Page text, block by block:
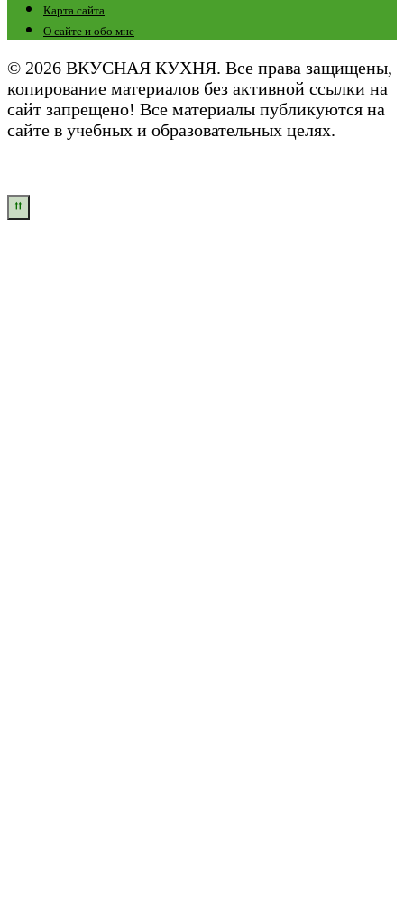
Карта сайта
О сайте и обо мне
© 2026 ВКУСНАЯ КУХНЯ. Все права защищены,
копирование материалов без активной ссылки на
сайт запрещено! Все материалы публикуются на
сайте в учебных и образовательных целях.